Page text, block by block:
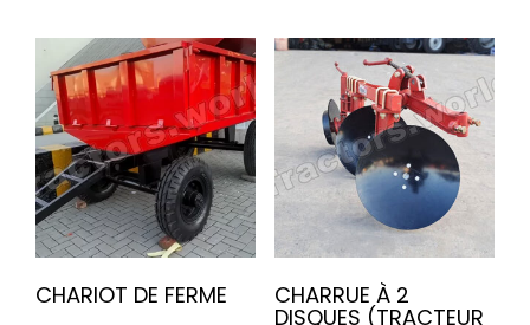
CHARIOT DE FERME CHARRUE À 2
DISQUES (TRACTEUR